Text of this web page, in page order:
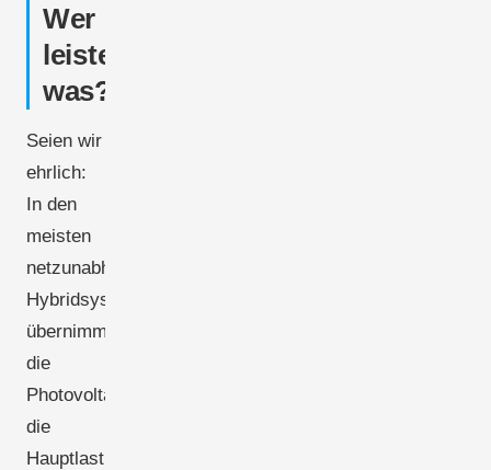
Wer
leistet
was?
Seien wir
ehrlich:
In den
meisten
netzunabhängigen
Hybridsystemen
übernimmt
die
Photovoltaik
die
Hauptlast